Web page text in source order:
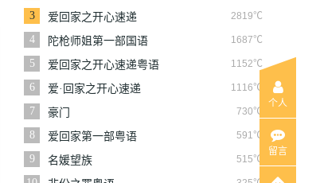
3
2819℃
爱回家之开心速递
4
1687℃
陀枪师姐第一部国语
5
1152℃
爱回家之开心速递粤语
6
1116℃
爱·回家之开心速递
7
730℃
豪门
8
591℃
爱回家第一部粤语
9
515℃
名媛望族
个人
留言